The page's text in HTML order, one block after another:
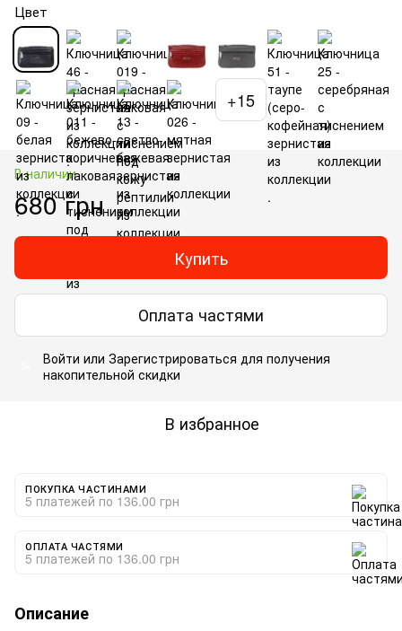
Цвет
+15
В наличии
680 грн
Купить
Оплата частями
Войти или Зарегистрироваться для получения
накопительной скидки
В избранное
ПОКУПКА ЧАСТИНАМИ
5 платежей по 136.00 грн
ОПЛАТА ЧАСТЯМИ
5 платежей по 136.00 грн
Описание